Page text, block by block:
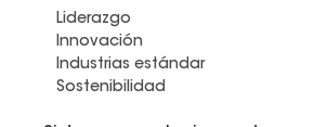
Liderazgo
Innovación
Industrias estándar
Sostenibilidad